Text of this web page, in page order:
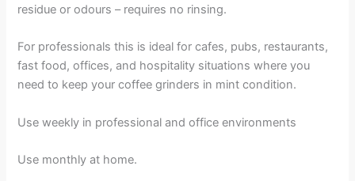
residue or odours – requires no rinsing.
For professionals this is ideal for cafes, pubs, restaurants,
fast food, offices, and hospitality situations where you
need to keep your coffee grinders in mint condition.
Use weekly in professional and office environments
Use monthly at home.